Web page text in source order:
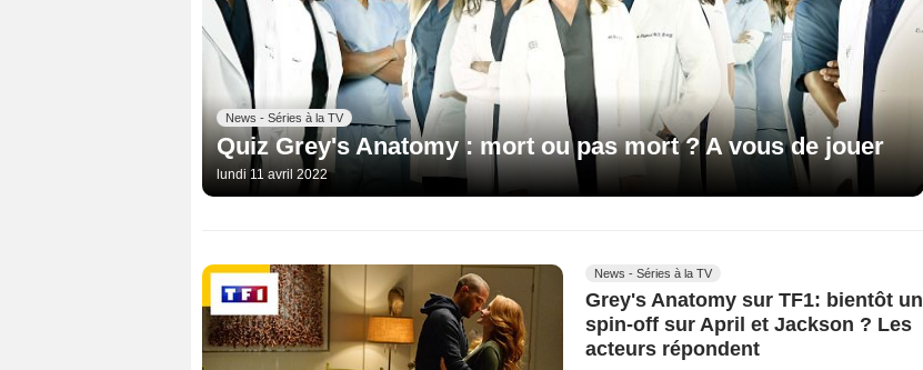
News - Séries à la TV
Quiz Grey's Anatomy : mort ou pas mort ? A vous de jouer
lundi 11 avril 2022
News - Séries à la TV
Grey's Anatomy sur TF1: bientôt un
spin-off sur April et Jackson ? Les
acteurs répondent